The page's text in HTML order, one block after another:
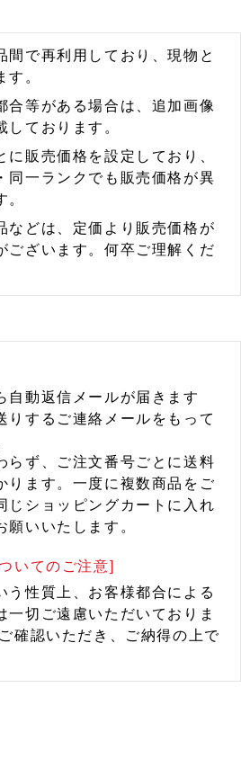
間で再利用しており、現物と
す。
合等がある場合は、追加画像
しております。
に販売価格を設定しており、
同一ランクでも販売価格が異
などは、定価より販売価格が
ございます。何卒ご理解くだ
自動返信メールが届きます
りするご連絡メールをもって
らず、ご注文番号ごとに送料
ります。一度に複数商品をご
じショッピングカートに入れ
いいたします。
いてのご注意]
う性質上、お客様都合による
一切ご遠慮いただいておりま
確認いただき、ご納得の上で